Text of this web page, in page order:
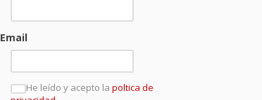
Email
He leído y acepto la poltica de